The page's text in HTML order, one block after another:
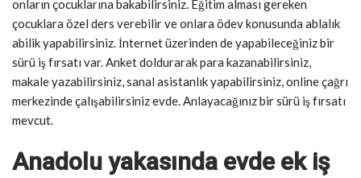
onların çocuklarına bakabilirsiniz. Eğitim alması gereken
çocuklara özel ders verebilir ve onlara ödev konusunda ablalık
abilik yapabilirsiniz. İnternet üzerinden de yapabileceğiniz bir
sürü iş fırsatı var. Anket doldurarak para kazanabilirsiniz,
makale yazabilirsiniz, sanal asistanlık yapabilirsiniz, online çağrı
merkezinde çalışabilirsiniz evde. Anlayacağınız bir sürü iş fırsatı
mevcut.
Anadolu yakasında evde ek iş